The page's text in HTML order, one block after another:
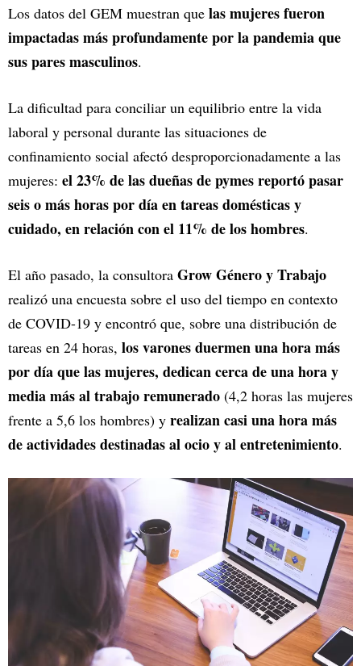
Los datos del GEM muestran que las mujeres fueron
impactadas más profundamente por la pandemia que
sus pares masculinos.
La dificultad para conciliar un equilibrio entre la vida
laboral y personal durante las situaciones de
confinamiento social afectó desproporcionadamente a las
mujeres: el 23% de las dueñas de pymes reportó pasar
seis o más horas por día en tareas domésticas y
cuidado, en relación con el 11% de los hombres.
El año pasado, la consultora Grow Género y Trabajo
realizó una encuesta sobre el uso del tiempo en contexto
de COVID-19 y encontró que, sobre una distribución de
tareas en 24 horas, los varones duermen una hora más
por día que las mujeres, dedican cerca de una hora y
media más al trabajo remunerado (4,2 horas las mujeres
frente a 5,6 los hombres) y realizan casi una hora más
de actividades destinadas al ocio y al entretenimiento.